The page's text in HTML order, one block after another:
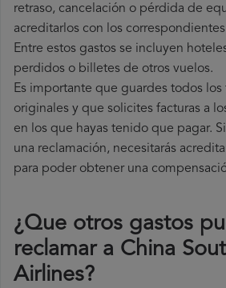
retraso, cancelación o pérdida de
acreditarlos con los
Entre estos gastos se incluyen
perdidos o billetes de otros vuelos.
Es importante que guardes todos los
originales y que solicites facturas a
en los que hayas tenido que pagar.
una reclamación, necesitarás
para poder obtener una
¿Que otros gastos
reclamar a China
Airlines​?